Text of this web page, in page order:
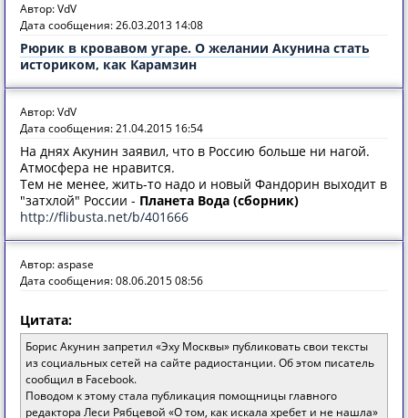
Автор: VdV
Дата сообщения: 26.03.2013 14:08
Рюрик в кровавом угаре. О желании Акунина стать
историком, как Карамзин
Автор: VdV
Дата сообщения: 21.04.2015 16:54
На днях Акунин заявил, что в Россию больше ни нагой.
Атмосфера не нравится.
Тем не менее, жить-то надо и новый Фандорин выходит в
"затхлой" России - Планета Вода (сборник)
http://flibusta.net/b/401666
Автор: aspase
Дата сообщения: 08.06.2015 08:56
Цитата:
Борис Акунин запретил «Эху Москвы» публиковать свои тексты
из социальных сетей на сайте радиостанции. Об этом писатель
сообщил в Facebook.
Поводом к этому стала публикация помощницы главного
редактора Леси Рябцевой «О том, как искала хребет и не нашла»